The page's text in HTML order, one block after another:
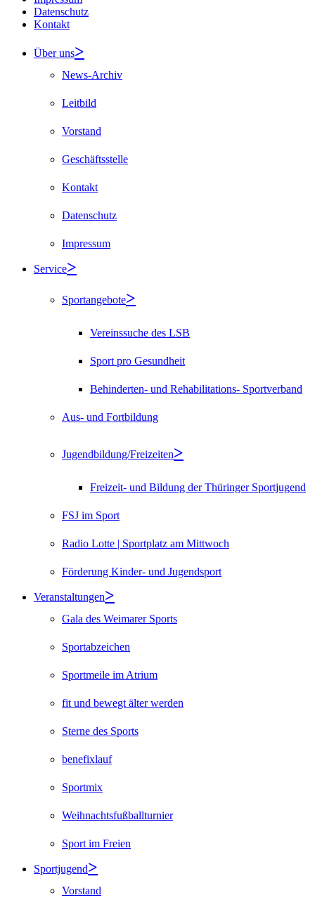
Datenschutz
Kontakt
Über uns
News-Archiv
Leitbild
Vorstand
Geschäftsstelle
Kontakt
Datenschutz
Impressum
Service
Sportangebote
Vereinssuche des LSB
Sport pro Gesundheit
Behinderten- und Rehabilitations- Sportverband
Aus- und Fortbildung
Jugendbildung/Freizeiten
Freizeit- und Bildung der Thüringer Sportjugend
FSJ im Sport
Radio Lotte | Sportplatz am Mittwoch
Förderung Kinder- und Jugendsport
Veranstaltungen
Gala des Weimarer Sports
Sportabzeichen
Sportmeile im Atrium
fit und bewegt älter werden
Sterne des Sports
benefixlauf
Sportmix
Weihnachtsfußballturnier
Sport im Freien
Sportjugend
Vorstand